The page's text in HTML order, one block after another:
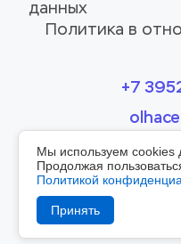
данных
Политика в
+7
© 2026 Олхинский
Мы используем cookies
Продолжая
Политикой
Принять